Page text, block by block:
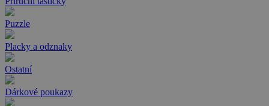
Puzzle
Placky a odznaky
Ostatní
Dárkové poukazy